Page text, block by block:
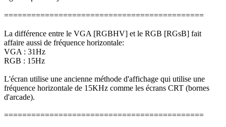
============================================
La différence entre le VGA [RGBHV] et le RGB [RGsB] fait
affaire aussi de fréquence horizontale:
VGA : 31Hz
RGB : 15Hz
L'écran utilise une ancienne méthode d'affichage qui utilise une
fréquence horizontale de 15KHz comme les écrans CRT (bornes
d'arcade).
============================================